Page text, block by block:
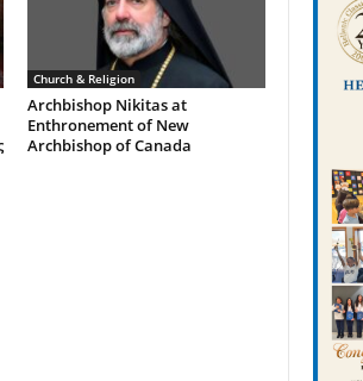
Church & Religion
Archbishop Nikitas at
Enthronement of New
Archbishop of Canada